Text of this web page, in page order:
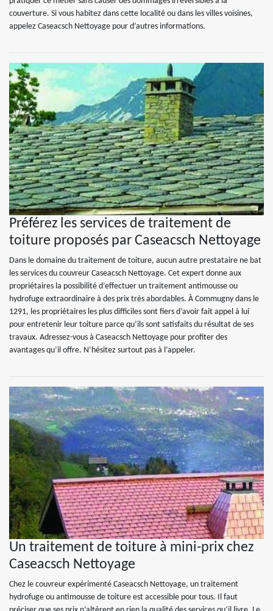
couverture. Si vous habitez dans cette localité ou dans les villes voisines,
appelez Caseacsch Nettoyage pour d’autres informations.
Préférez les services de traitement de
toiture proposés par Caseacsch Nettoyage
Dans le domaine du traitement de toiture, aucun autre prestataire ne bat
les services du couvreur Caseacsch Nettoyage. Cet expert donne aux
propriétaires la possibilité d’effectuer un traitement antimousse ou
hydrofuge extraordinaire à des prix très abordables. À Commugny dans le
1291, les propriétaires les plus difficiles sont fiers d’avoir fait appel à lui
pour entretenir leur toiture parce qu’ils sont satisfaits du résultat de ses
travaux. Adressez-vous à Caseacsch Nettoyage pour profiter des
avantages qu’il offre. N’hésitez surtout pas à l’appeler.
Un traitement de toiture à mini-prix chez
Caseacsch Nettoyage
Chez le couvreur expérimenté Caseacsch Nettoyage, un traitement
hydrofuge ou antimousse de toiture est accessible pour tous. Il faut